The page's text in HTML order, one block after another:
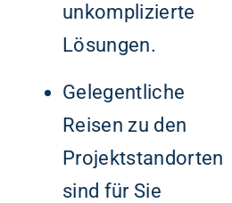
unkomplizierte
Lösungen.
Gelegentliche
Reisen zu den
Projektstandorten
sind für Sie